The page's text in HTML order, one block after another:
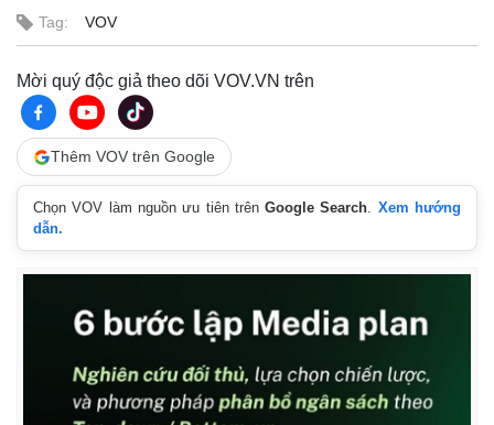
Tag: VOV
Mời quý độc giả theo dõi VOV.VN trên
Thêm VOV trên Google
Chọn VOV làm nguồn ưu tiên trênGoogle Search. Xem hướng
dẫn.